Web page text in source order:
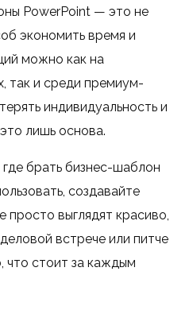
PowerPoint — это не
экономить время и
можно как на
так и среди премиум-
индивидуальность и
лишь основа.
где брать бизнес-шаблон
создавайте
просто выглядят красиво,
встрече или питче
что стоит за каждым